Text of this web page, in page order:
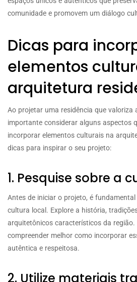
comunidade e promovem um diálogo
Dicas para
elementos
arquitetura
Ao projetar uma residência que valoriza
importante considerar alguns aspectos
incorporar elementos culturais na
dicas para inspirar o seu projeto:
1. Pesquise sobre a
Antes de iniciar o projeto, é
cultura local. Explore a história,
arquitetônicos característicos da região.
compreender melhor como incorporar
autêntica e respeitosa.
2. Utilize materiais